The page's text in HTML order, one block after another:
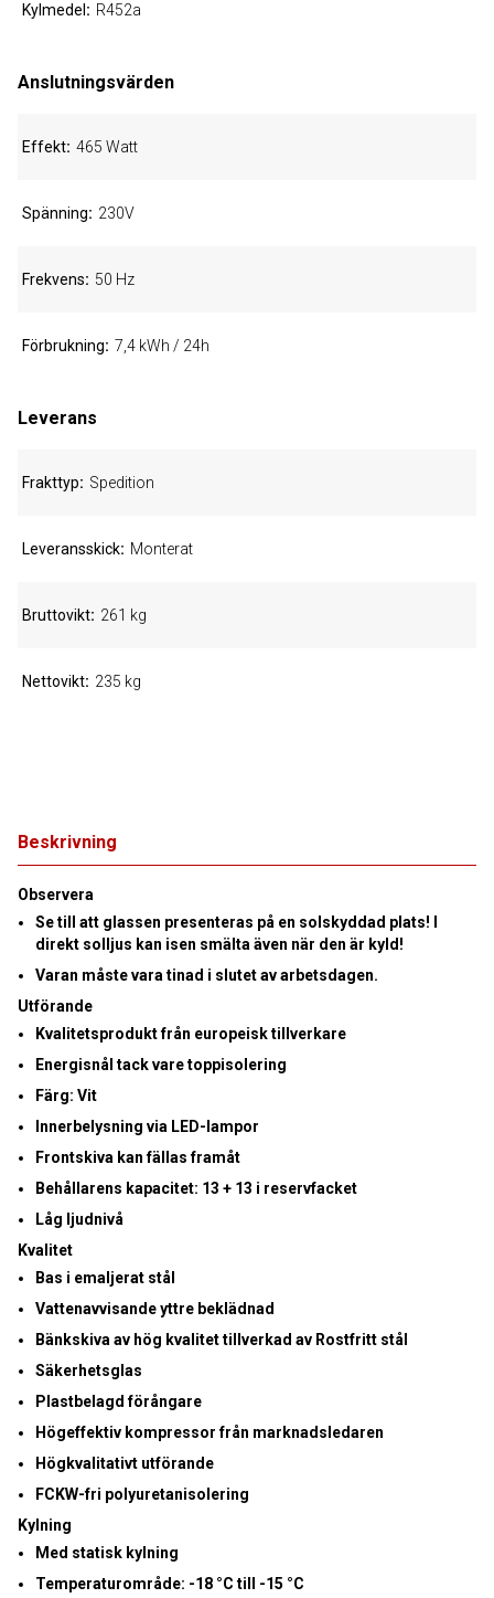
Beskrivning
Observera
Se till att glassen presenteras på en solskyddad plats! I
direkt solljus kan isen smälta även när den är kyld!
Varan måste vara tinad i slutet av arbetsdagen.
Utförande
Kvalitetsprodukt från europeisk tillverkare
Energisnål tack varetoppisolering
Färg: Vit
Innerbelysning via LED-lampor
Frontskiva kan fällas framåt
Behållarens kapacitet: 13 + 13 i reservfacket
Låg ljudnivå
Kvalitet
Bas i emaljerat stål
Vattenavvisande yttre beklädnad
Bänkskiva av hög kvalitet tillverkad av Rostfritt stål
Säkerhetsglas
Plastbelagd förångare
Högeffektiv kompressor från marknadsledaren
Högkvalitativt utförande
FCKW-fri polyuretanisolering
Kylning
Med statisk kylning
Temperaturområde: -18 °C till -15 °C
Kylmedel R452a
Anslutningsvärden
Effekt 465 Watt
Spänning 230V
Frekvens 50 Hz
Förbrukning 7,4 kWh / 24h
Leverans
Frakttyp Spedition
Leveransskick Monterat
Bruttovikt 261 kg
Nettovikt 235 kg